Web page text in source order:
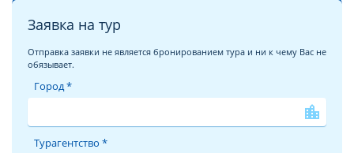
Заявка на тур
Отправка заявки не является бронированием тура и ни к чему Вас не
обязывает.
Город *
location_city
Турагентство *